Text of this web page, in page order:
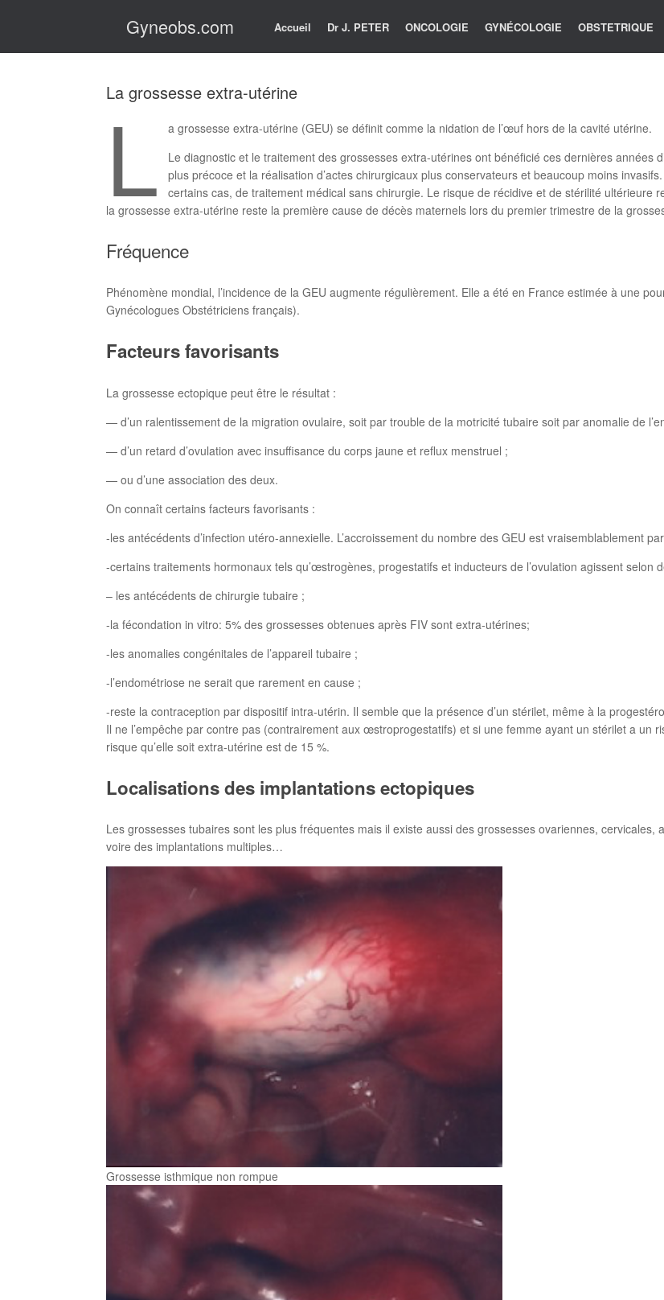
Gyneobs.com Accueil Dr J. PETER ONCOLOGIE GYNÉCOLOGIE OBSTETRIQUE
La grossesse extra-utérine
L
a grossesse extra-utérine (GEU) se définit comme la nidation de l’œuf hors de la cavité utérine.
Le diagnostic et le traitement des grossesses extra-utérines ont bénéficié ces dernières années
plus précoce et la réalisation d’actes chirurgicaux plus conservateurs et beaucoup moins
certains cas, de traitement médical sans chirurgie. Le risque de récidive et de stérilité ultérieure
la grossesse extra-utérine reste la première cause de décès maternels lors du premier trimestre de la
Fréquence
Phénomène mondial, l’incidence de la GEU augmente régulièrement. Elle a été en France estimée à une
Gynécologues Obstétriciens français).
Facteurs favorisants
La grossesse ectopique peut être le résultat :
— d’un ralentissement de la migration ovulaire, soit par trouble de la motricité tubaire soit par anomalie de
— d’un retard d’ovulation avec insuffisance du corps jaune et reflux menstruel ;
— ou d’une association des deux.
On connaît certains facteurs favorisants :
-les antécédents d’infection utéro-annexielle. L’accroissement du nombre des GEU est vraisemblablement
-certains traitements hormonaux tels qu’œstrogènes, progestatifs et inducteurs de l’ovulation agissent selon
– les antécédents de chirurgie tubaire ;
-la fécondation in vitro: 5% des grossesses obtenues après FIV sont extra-utérines;
-les anomalies congénitales de l’appareil tubaire ;
-l’endométriose ne serait que rarement en cause ;
-reste la contraception par dispositif intra-utérin. Il semble que la présence d’un stérilet, même à la
Il ne l’empêche par contre pas (contrairement aux œstroprogestatifs) et si une femme ayant un stérilet a un
risque qu’elle soit extra-utérine est de 15 %.
Localisations des implantations ectopiques
Les grossesses tubaires sont les plus fréquentes mais il existe aussi des grossesses ovariennes,
voire des implantations multiples…
Grossesse isthmique non rompue